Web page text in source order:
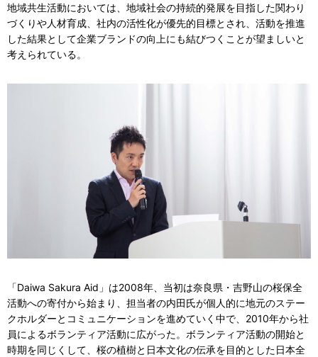
地域共生活動においては、地域社会の持続的発展を目指した関わり
づくりや人材育成、社内の活性化が優先的目標とされ、活動を推進
した結果として企業ブランドの向上にも結びつくことが望ましいと
考えられている。
「Daiwa Sakura Aid」は2008年、当初は奈良県・吉野山の桜保全
活動への寄付から始まり、担当者の内田氏が個人的に地元のステー
クホルダーとコミュニケーションを進めていく中で、2010年から社
員によるボランティア活動に広がった。ボランティア活動の開始と
時期を同じくして、桜の植樹と日本文化の伝承を目的とした日本全